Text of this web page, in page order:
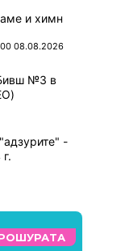
и химн
08.08.2026
№3 в
-